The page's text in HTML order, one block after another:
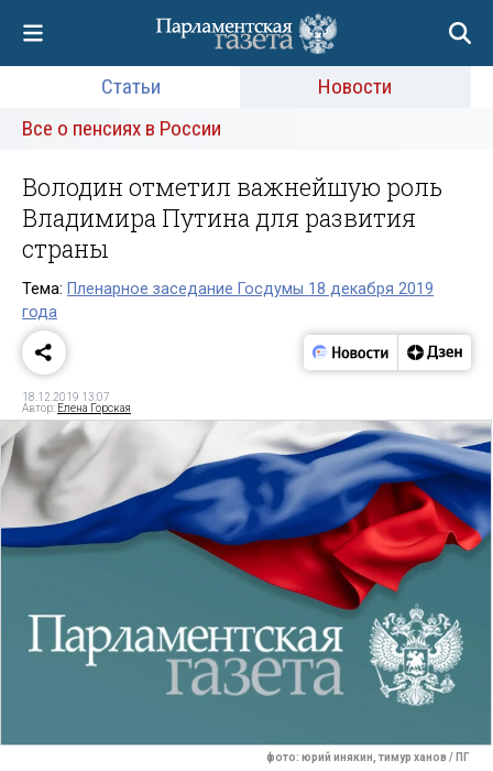
Статьи
Новости
Все о пенсиях в России
Володин отметил важнейшую роль
Владимира Путина для развития
страны
Тема: Пленарное заседание Госдумы 18 декабря 2019
года
18.12.2019 13:07
Автор: Елена Горская
фото: юрий инякин, тимур ханов / ПГ